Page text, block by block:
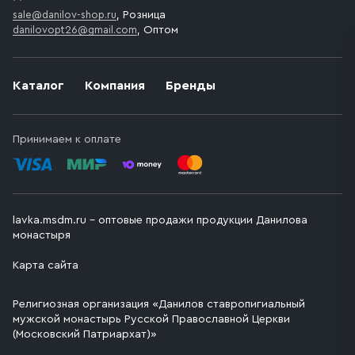
Каталог Компания Бренды
Принимаем к оплате
sale@danilov-shop.ru, Розница
danilovopt26@gmail.com, Оптом
lavka.msdm.ru – оптовые продажи продукции Данилова
монастыря
Карта сайта
Религиозная организация «Данилов ставропигиальный
мужской монастырь Русской Православной Церкви
(Московский Патриархат)»